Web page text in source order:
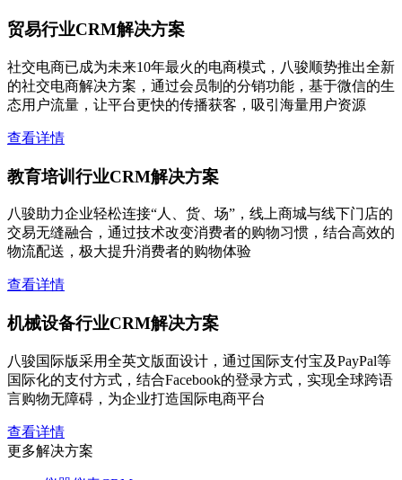
贸易行业CRM解决方案
社交电商已成为未来10年最火的电商模式，八骏顺势推出全新
的社交电商解决方案，通过会员制的分销功能，基于微信的生
态用户流量，让平台更快的传播获客，吸引海量用户资源
查看详情
教育培训行业CRM解决方案
八骏助力企业轻松连接“人、货、场”，线上商城与线下门店的
交易无缝融合，通过技术改变消费者的购物习惯，结合高效的
物流配送，极大提升消费者的购物体验
查看详情
机械设备行业CRM解决方案
八骏国际版采用全英文版面设计，通过国际支付宝及PayPal等
国际化的支付方式，结合Facebook的登录方式，实现全球跨语
言购物无障碍，为企业打造国际电商平台
查看详情
更多解决方案